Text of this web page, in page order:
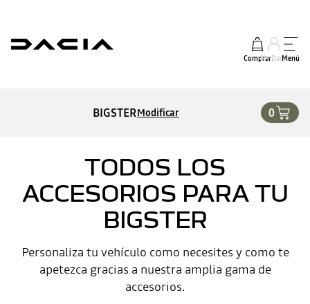
ComprarMy DaciaMenú
BIGSTERModificar 0
TODOS LOS
ACCESORIOS PARA TU
BIGSTER
Personaliza tu vehículo como necesites y como te
apetezca gracias a nuestra amplia gama de
accesorios.